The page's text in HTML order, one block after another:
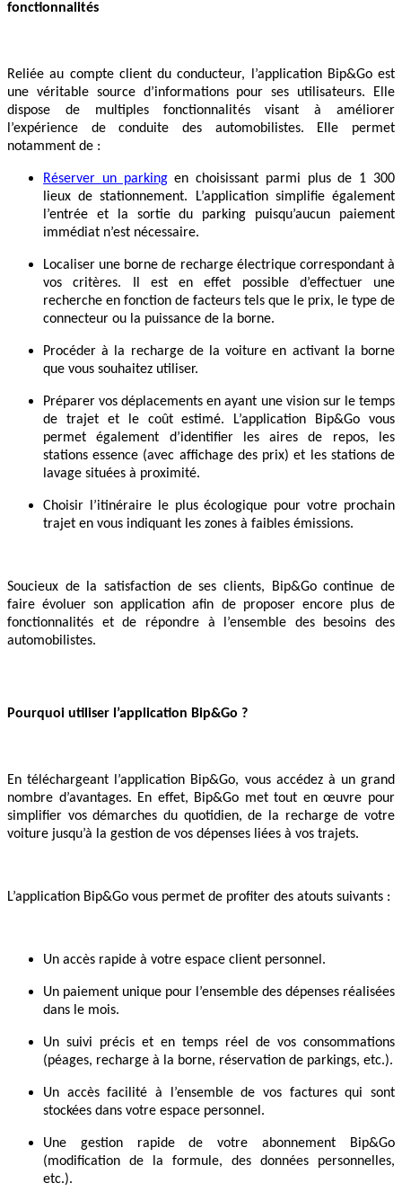
fonctionnalités
Reliée au compte client du conducteur, l’application Bip&Go est
une véritable source d’informations pour ses utilisateurs. Elle
dispose de multiples fonctionnalités visant à améliorer
l’expérience de conduite des automobilistes. Elle permet
notamment de :
Réserver un parkingen choisissant parmi plus de 1 300
lieux de stationnement. L’application simplifie également
l’entrée et la sortie du parking puisqu’aucun paiement
immédiat n’est nécessaire.
Localiser une borne de recharge électrique correspondant à
vos critères. Il est en effet possible d’effectuer une
recherche en fonction de facteurs tels que le prix, le type de
connecteur ou la puissance de la borne.
Procéder à la recharge de la voiture en activant la borne
que vous souhaitez utiliser.
Préparer vos déplacements en ayant une vision sur le temps
de trajet et le coût estimé. L’application Bip&Go vous
permet également d’identifier les aires de repos, les
stations essence (avec affichage des prix) et les stations de
lavage situées à proximité.
Choisir l’itinéraire le plus écologique pour votre prochain
trajet en vous indiquant les zones à faibles émissions.
Soucieux de la satisfaction de ses clients, Bip&Go continue de
faire évoluer son application afin de proposer encore plus de
fonctionnalités et de répondre à l’ensemble des besoins des
automobilistes.
Pourquoi utiliser l’application Bip&Go ?
En téléchargeant l’application Bip&Go, vous accédez à un grand
nombre d’avantages. En effet, Bip&Go met tout en œuvre pour
simplifier vos démarches du quotidien, de la recharge de votre
voiture jusqu’à la gestion de vos dépenses liées à vos trajets.
L’application Bip&Go vous permet de profiter des atouts suivants :
Un accès rapide à votre espace client personnel.
Un paiement unique pour l’ensemble des dépenses réalisées
dans le mois.
Un suivi précis et en temps réel de vos consommations
(péages, recharge à la borne, réservation de parkings, etc.).
Un accès facilité à l’ensemble de vos factures qui sont
stockées dans votre espace personnel.
Une gestion rapide de votre abonnement Bip&Go
(modification de la formule, des données personnelles,
etc.).